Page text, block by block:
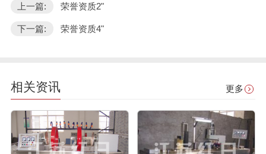
上一篇: 荣誉资质2"
下一篇: 荣誉资质4"
相关资讯 更多